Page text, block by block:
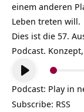
einem anderen
Leben treten will.
Dies ist die 57.
Podcast.
Audio-
Player
Podcast: Play in
Subscribe: RSS